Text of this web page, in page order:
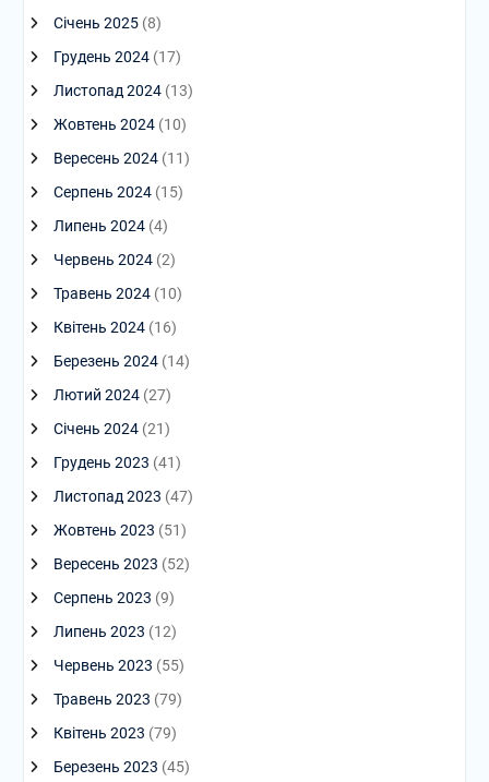
Січень 2025(8)
Грудень 2024(17)
Листопад 2024(13)
Жовтень 2024(10)
Вересень 2024(11)
Серпень 2024(15)
Липень 2024(4)
Червень 2024(2)
Травень 2024(10)
Квітень 2024(16)
Березень 2024(14)
Лютий 2024(27)
Січень 2024(21)
Грудень 2023 (41)
Листопад 2023 (47)
Жовтень 2023 (51)
Вересень 2023 (52)
Серпень 2023 (9)
Липень 2023 (12)
Червень 2023 (55)
Травень 2023 (79)
Квітень 2023 (79)
Березень 2023 (45)